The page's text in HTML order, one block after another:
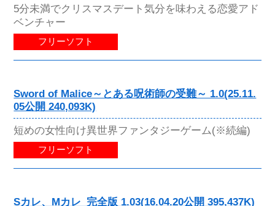
5分未満でクリスマスデート気分を味わえる恋愛アド
ベンチャー
フリーソフト
Sword of Malice～とある呪術師の受難～ 1.0(25.11.
05公開 240,093K)
短めの女性向け異世界ファンタジーゲーム(※続編)
フリーソフト
Sカレ、Mカレ_完全版 1.03(16.04.20公開 395,437K)